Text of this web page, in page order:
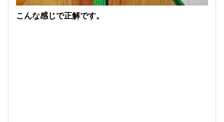
こんな感じで正解です。